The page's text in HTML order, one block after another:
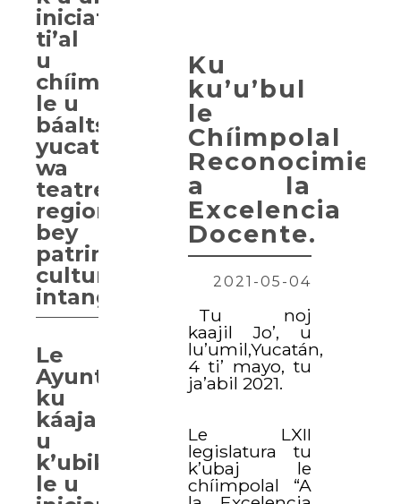
Ku
ku’u’bul
le
Chíimpolal
a la
Excelencia
Docente.
2021-05-04
Tu noj
kaajil Jo’, u
lu’umil,Yucatán,
4 ti’ mayo, tu
ja’abil 2021.
Le LXII
legislatura tu
k’ubaj le
chíimpolal “A
iniciativa
ti’al
u
chíimpolta’al
le u
báalts’aamil
yucatan
wa
teatreo
regional
bey
patrimonio
cultural
intangible
Le
Ayuntamientos
ku
káajal
u
k’ubiko’ob
le u